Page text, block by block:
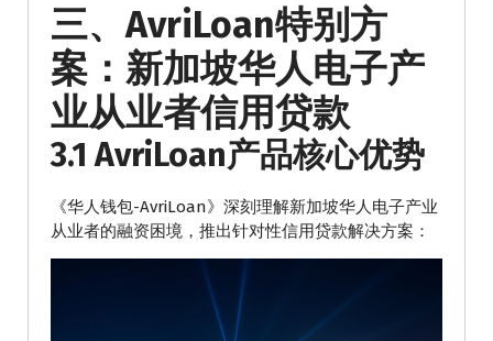
三、AvriLoan特别方
案：新加坡华人电子产
业从业者信用贷款
3.1 AvriLoan产品核心优势
《华人钱包-AvriLoan》深刻理解新加坡华人电子产业
从业者的融资困境，推出针对性信用贷款解决方案：